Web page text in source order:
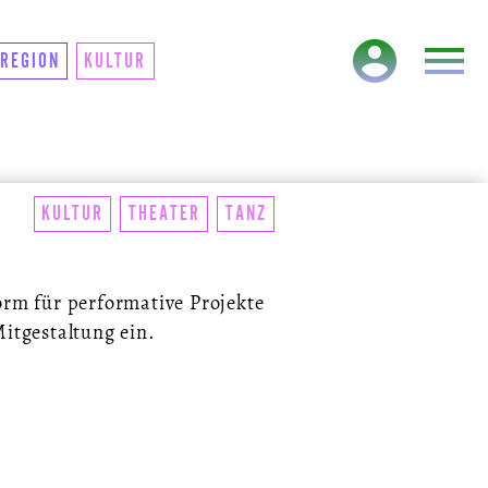
KULTUR
KULTUR THEATER TANZ
für performative Projekte
ein.